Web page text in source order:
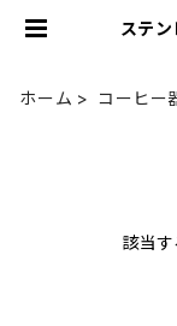
ステ
ホーム コーヒー
該当す